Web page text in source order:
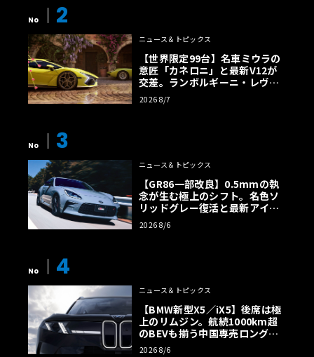
No 2
ニュース＆トピックス
【世界限定99台】名車ミウラの
意匠「カネロニ」と最新V12が
交差。ランボルギーニ・レヴエ
ルトに60周年記念車が登場
2026 8/7
No 3
ニュース＆トピックス
【GR86一部改良】0.5mmの執
念が生む極上のシフト。名色ソ
リッドグレー復活と最新アイサ
イトでFRの極みへ
2026 8/6
No 4
ニュース＆トピックス
【BMW新型X5／iX5】後席は極
上のリムジン。航続1000km超
のBEVも揃う中国専売ロング仕
様の全貌
2026 8/6